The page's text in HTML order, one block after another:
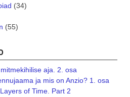
(34)
(55)
aja. 2. osa
ja mis on Anzio? 1. osa
of Time. Part 2